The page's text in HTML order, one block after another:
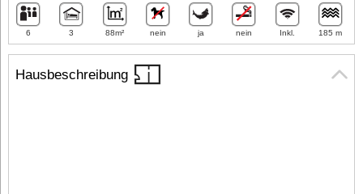
Hausbeschreibung
6 3 88m² nein ja nein Inkl. 185 m